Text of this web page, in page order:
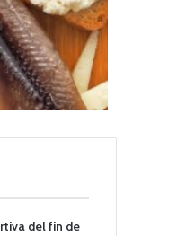
del fin de